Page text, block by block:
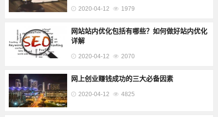
2020-04-12 1979
网站站内优化包括有哪些？如何做好站内优化
详解
2020-04-12 2070
网上创业赚钱成功的三大必备因素
2020-04-12 4825